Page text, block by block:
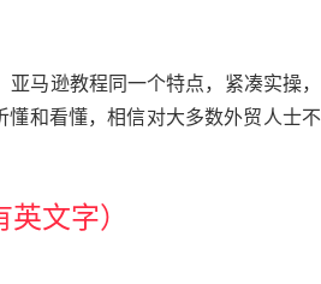
马逊教程同一个特点，紧凑实操，
和看懂，相信对大多数外贸人士不
文字）